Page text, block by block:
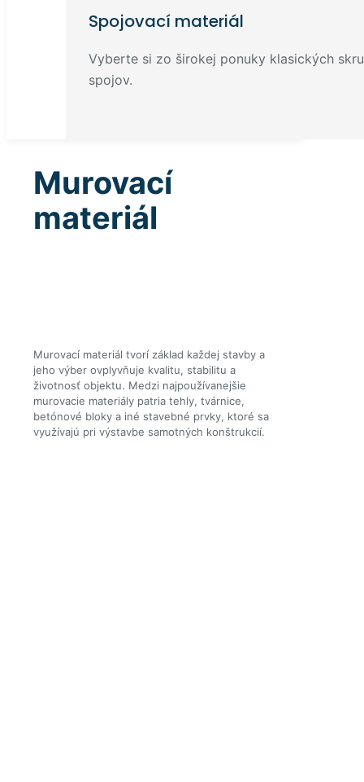
Spojovací materiál
Vyberte si zo širokej ponuky klasických
spojov.
Murovací
materiál
Murovací materiál tvorí základ každej stavby a
jeho výber ovplyvňuje kvalitu, stabilitu a
životnosť objektu. Medzi najpoužívanejšie
murovacie materiály patria tehly, tvárnice,
betónové bloky a iné stavebné prvky, ktoré sa
využívajú pri výstavbe samotných konštrukcií.